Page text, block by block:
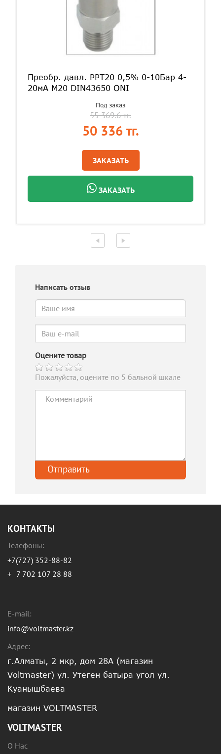
Преобр. давл. PPT20 0,5% 0-10Бар 4-
20мА M20 DIN43650 ONI
Под заказ
55 369.6 тг.
50 336 тг.
ЗАКАЗАТЬ
ЗАКАЗАТЬ
Написать отзыв
Оцените товар
Пожалуйста, оцените по 5 бальной шкале
КОНТАКТЫ
Телефоны:
+7(727) 352-88-82
+ 7 702 107 28 88
E-mail:
info@voltmaster.kz
Адрес:
г.Алматы, 2 мкр, дом 28А (магазин
Voltmaster) ул. Утеген батыра угол ул.
Куанышбаева
магазин VOLTMASTER
VOLTMASTER
О Нас